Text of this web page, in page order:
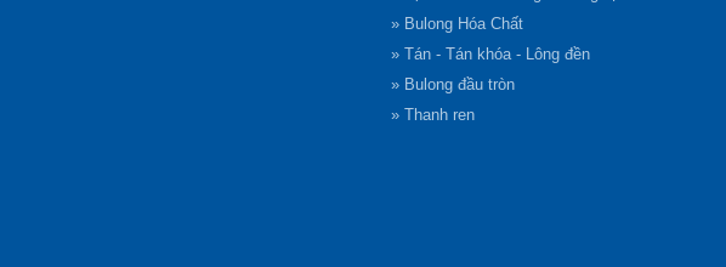
» Bulong Hóa Chất
» Tán - Tán khóa - Lông đền
» Bulong đầu tròn
» Thanh ren